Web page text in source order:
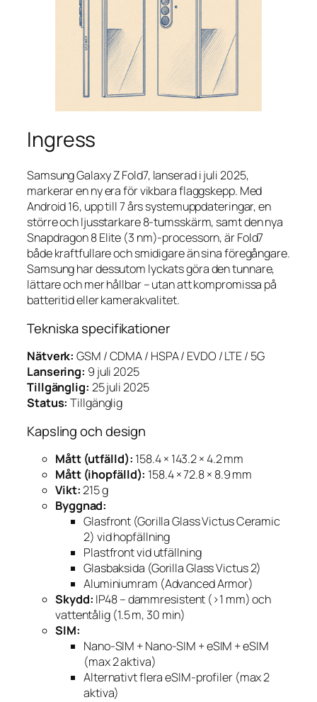
Ingress
Samsung Galaxy Z Fold7, lanserad i juli 2025,
markerar en ny era för vikbara flaggskepp. Med
Android 16, upp till 7 års systemuppdateringar, en
större och ljusstarkare 8-tumsskärm, samt den nya
Snapdragon 8 Elite (3 nm)-processorn, är Fold7
både kraftfullare och smidigare än sina föregångare.
Samsung har dessutom lyckats göra den tunnare,
lättare och mer hållbar – utan att kompromissa på
batteritid eller kamerakvalitet.
Tekniska specifikationer
Nätverk: GSM / CDMA / HSPA / EVDO / LTE / 5G
Lansering: 9 juli 2025
Tillgänglig: 25 juli 2025
Status: Tillgänglig
Kapsling och design
Mått (utfälld): 158.4 × 143.2 × 4.2 mm
Mått (ihopfälld): 158.4 × 72.8 × 8.9 mm
Vikt:215 g
Byggnad:
Glasfront (Gorilla Glass Victus Ceramic
2) vid hopfällning
Plastfront vid utfällning
Glasbaksida (Gorilla Glass Victus 2)
Aluminiumram (Advanced Armor)
Skydd: IP48 – dammresistent (>1 mm) och
vattentålig (1.5 m, 30 min)
SIM:
Nano-SIM + Nano-SIM + eSIM + eSIM
(max 2 aktiva)
Alternativt flera eSIM-profiler (max 2
aktiva)